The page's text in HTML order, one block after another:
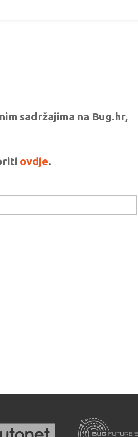
sadržajima na Bug.hr,
ovdje.